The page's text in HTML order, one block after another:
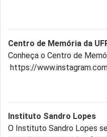
Centro de Memória da
Conheça o Centro de
https://
Instituto Sandro Lopes
O Instituto Sandro Lopes